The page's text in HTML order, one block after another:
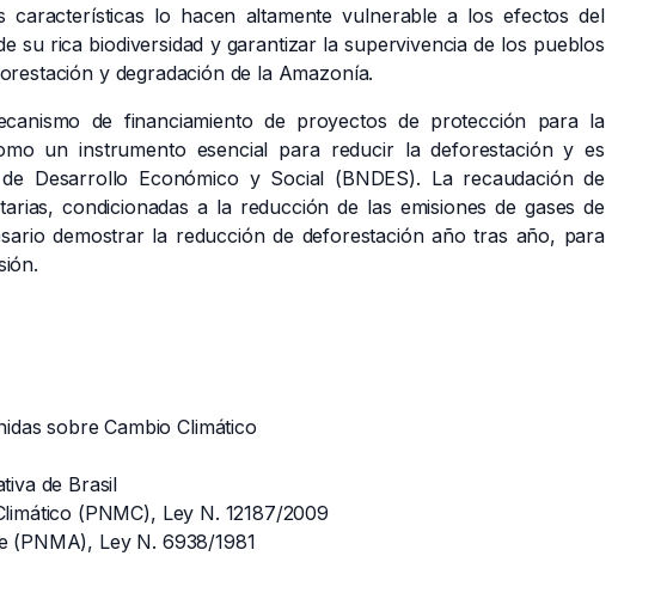
características lo hacen altamente vulnerable a los efectos del
su rica biodiversidad y garantizar la supervivencia de los pueblos
y degradación de la Amazonía.
de financiamiento de proyectos de protección para la
un instrumento esencial para reducir la deforestación y es
Desarrollo Económico y Social (BNDES). La recaudación de
condicionadas a la reducción de las emisiones de gases de
demostrar la reducción de deforestación año tras año, para
sobre Cambio Climático
de Brasil
(PNMC), Ley N. 12187/2009
(PNMA), Ley N. 6938/1981